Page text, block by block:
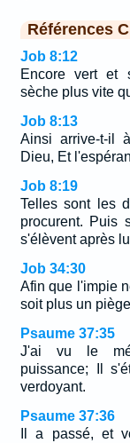
Références
Job 8:12
Encore vert et
sèche plus vite
Job 8:13
Ainsi arrive-t-il
Dieu, Et
Job 8:19
Telles sont les
procurent. Puis
s'élèvent après
Job 34:30
Afin que l'impie
soit plus un
Psaume 37:35
J'ai vu le
puissance; Il
verdoyant.
Psaume 37:36
Il a passé, et